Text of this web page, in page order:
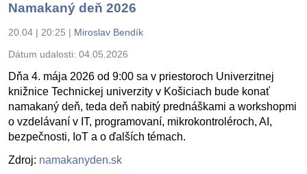
Namakaný deň 2026
20.04 | 20:25 | Miroslav Bendík
Dátum udalosti: 04.05.2026
Dňa 4. mája 2026 od 9:00 sa v priestoroch Univerzitnej
knižnice Technickej univerzity v Košiciach bude konať
namakaný deň, teda deň nabitý prednáškami a workshopmi
o vzdelávaní v IT, programovaní, mikrokontroléroch, AI,
bezpečnosti, IoT a o ďalších témach.
Zdroj: namakanyden.sk